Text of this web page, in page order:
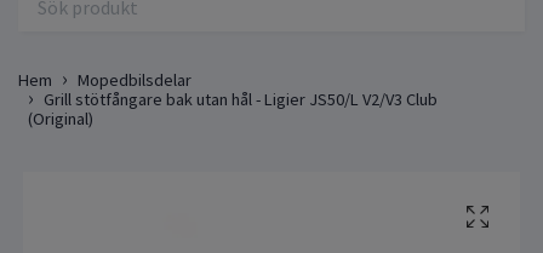
Hem
Mopedbilsdelar
Grill stötfångare bak utan hål - Ligier JS50/L V2/V3 Club
(Original)